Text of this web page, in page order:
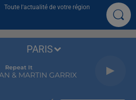
Toute l'actualité de votre région
Repeat It
& MARTIN GARRIX
PARIS